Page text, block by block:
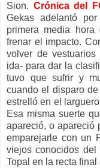
Sion. Crónica del
Gekas adelantó
primera media
frenar el impacto.
volver de
ida- para dar la
tuvo que sufrir y
cuando el disparo
estrelló en el
Esa misma suerte
apareció, o apareció
emparejarle con un
viejos conocidos
Topal en la recta